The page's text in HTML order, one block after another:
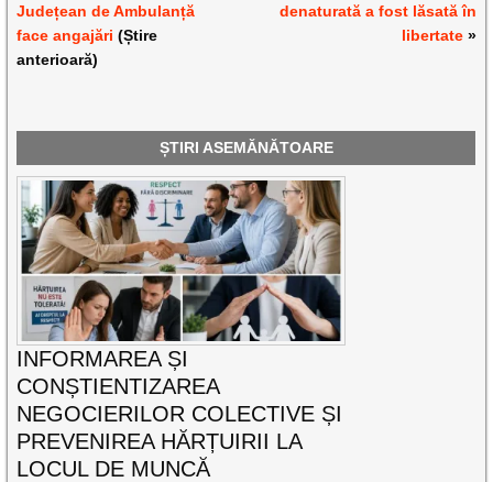
Județean de Ambulanță
face angajări (Știre
anterioară)
denaturată a fost lăsată în
libertate»
ȘTIRI ASEMĂNĂTOARE
INFORMAREA ȘI
CONȘTIENTIZAREA
NEGOCIERILOR COLECTIVE ȘI
PREVENIREA HĂRȚUIRII LA
LOCUL DE MUNCĂ